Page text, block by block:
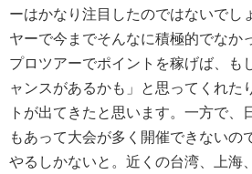
ーはかなり注目したのではないでし
ヤーで今までそんなに積極的でなか
プロツアーでポイントを稼げば、も
ャンスがあるかも」と思ってくれた
トが出てきたと思います。一方で、
もあって大会が多く開催できないの
やるしかないと。近くの台湾、上海